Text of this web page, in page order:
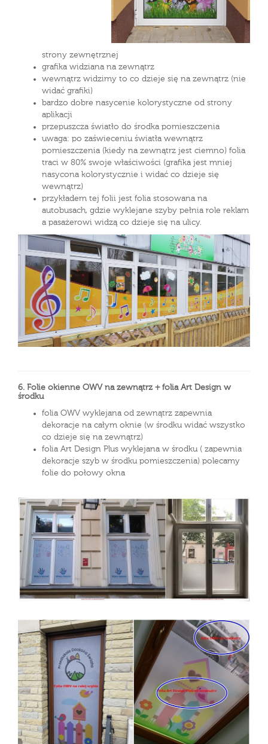
strony zewnętrznej
grafika widziana na zewnątrz
wewnątrz widzimy to co dzieje się na zewnątrz (nie
widać grafiki)
bardzo dobre nasycenie kolorystyczne od strony
aplikacji
przepuszcza światło do środka pomieszczenia
uwaga: po zaświeceniu światła wewnątrz
pomieszczenia (kiedy na zewnątrz jest ciemno) folia
traci w 80% swoje właściwości (grafika jest mniej
nasycona kolorystycznie i widać co dzieje się
wewnątrz)
przykładem tej folii jest folia stosowana na
autobusach, gdzie wyklejane szyby pełnia role reklam
a pasażerowi widzą co dzieje się na ulicy.
6. Folie okienne OWV na zewnątrz + folia Art Design w
środku
folia OWV wyklejana od zewnątrz zapewnia
dekoracje na całym oknie (w środku widać wszystko
co dzieje się na zewnątrz)
folia Art Design Plus wyklejana w środku ( zapewnia
dekoracje szyb w środku pomieszczenia) polecamy
folie do połowy okna